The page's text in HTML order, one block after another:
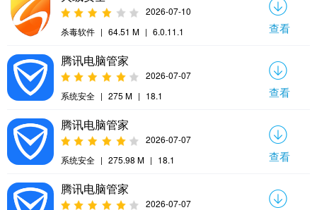
2026-07-10
杀毒软件 | 64.51 M | 6.0.11.1 查看
腾讯电脑管家
2026-07-07
系统安全 | 275 M | 18.1 查看
腾讯电脑管家
2026-07-07
系统安全 | 275.98 M | 18.1 查看
腾讯电脑管家
2026-07-07